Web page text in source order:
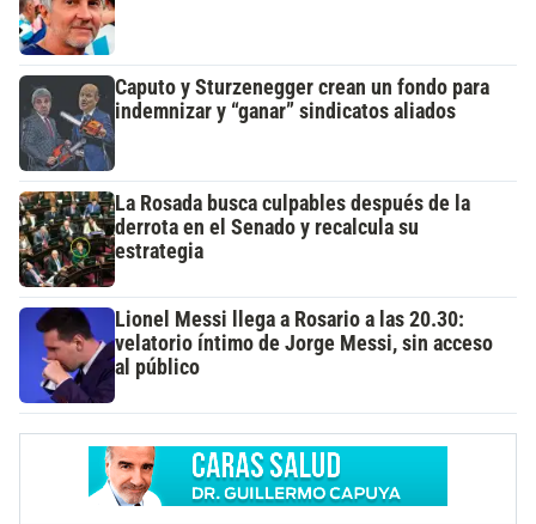
Caputo y Sturzenegger crean un fondo para
indemnizar y “ganar” sindicatos aliados
La Rosada busca culpables después de la
derrota en el Senado y recalcula su
estrategia
Lionel Messi llega a Rosario a las 20.30:
velatorio íntimo de Jorge Messi, sin acceso
al público